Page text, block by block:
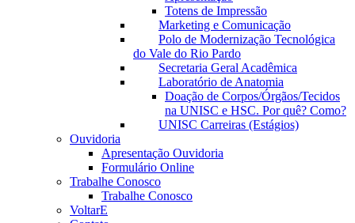
Totens de Impressão
Marketing e Comunicação
Polo de Modernização Tecnológica
do Vale do Rio Pardo
Secretaria Geral Acadêmica
Laboratório de Anatomia
Doação de Corpos/Órgãos/Tecidos
na UNISC e HSC. Por quê? Como?
UNISC Carreiras (Estágios)
Ouvidoria
Apresentação Ouvidoria
Formulário Online
Trabalhe Conosco
Trabalhe Conosco
VoltarE